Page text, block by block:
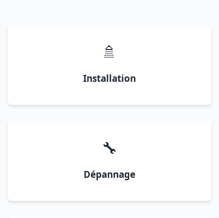
🚿
Installation
🔧
Dépannage